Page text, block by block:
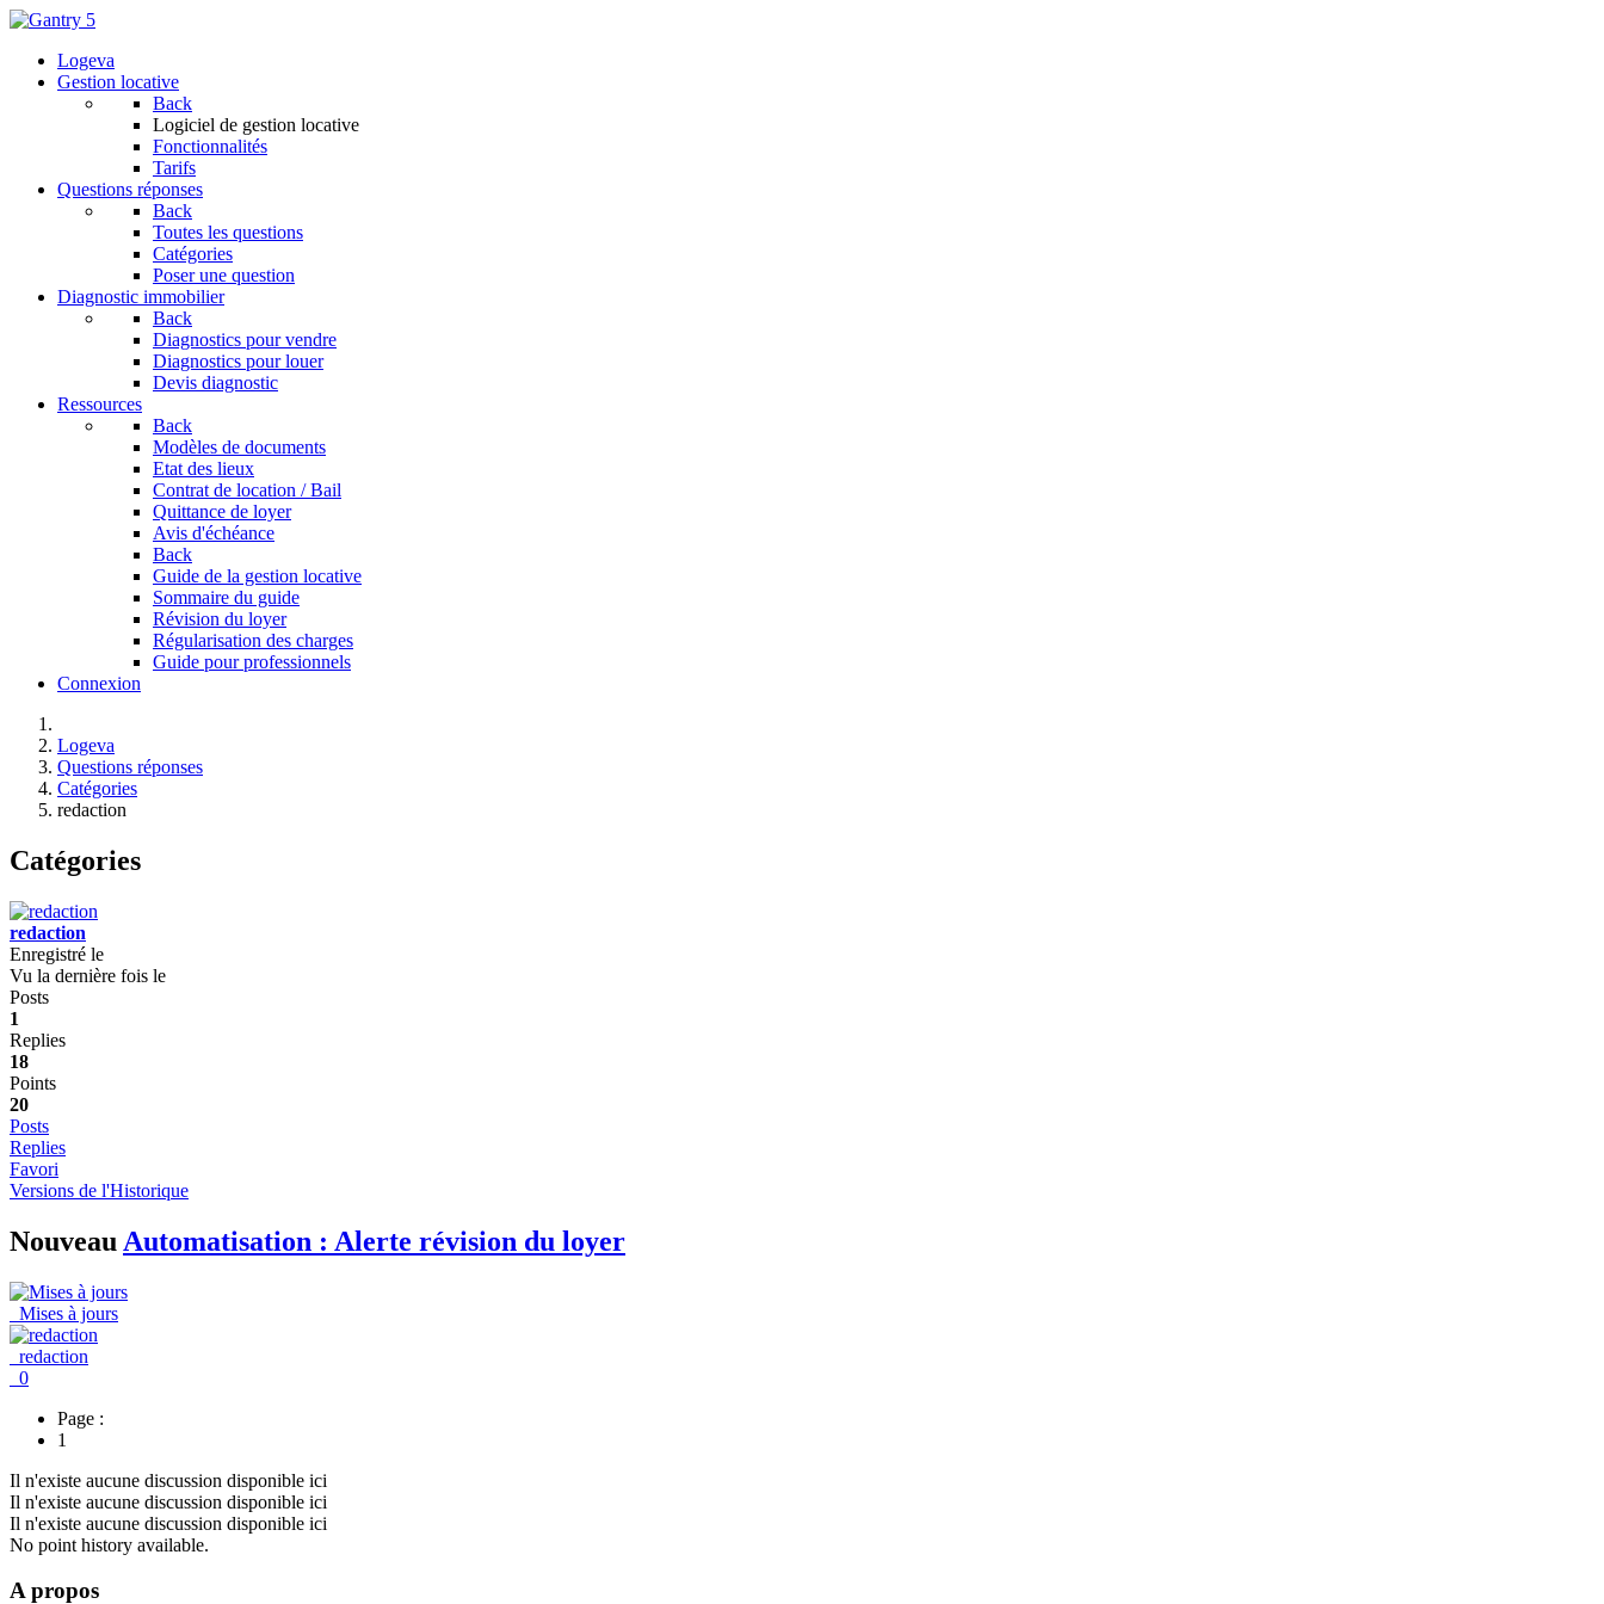
Logeva
Gestion locative
Back
Logiciel de gestion locative
Fonctionnalités
Tarifs
Questions réponses
Back
Toutes les questions
Catégories
Poser une question
Diagnostic immobilier
Back
Diagnostics pour vendre
Diagnostics pour louer
Devis diagnostic
Ressources
Back
Modèles de documents
Etat des lieux
Contrat de location / Bail
Quittance de loyer
Avis d'échéance
Back
Guide de la gestion locative
Sommaire du guide
Révision du loyer
Régularisation des charges
Guide pour professionnels
Connexion
Logeva
Questions réponses
Catégories
redaction
Catégories
redaction
Enregistré le
Vu la dernière fois le
Posts
1
Replies
18
Points
20
Posts
Replies
Favori
Versions de l'Historique
Nouveau Automatisation : Alerte révision du loyer
Mises à jours
redaction
0
Page :
1
Il n'existe aucune discussion disponible ici
Il n'existe aucune discussion disponible ici
Il n'existe aucune discussion disponible ici
No point history available.
A propos